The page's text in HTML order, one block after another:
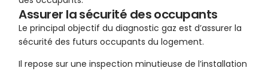
Assurer la sécurité des occupants
Le principal objectif du diagnostic gaz est d’assurer la
sécurité des futurs occupants du logement.
Il repose sur une inspection minutieuse de l’installation